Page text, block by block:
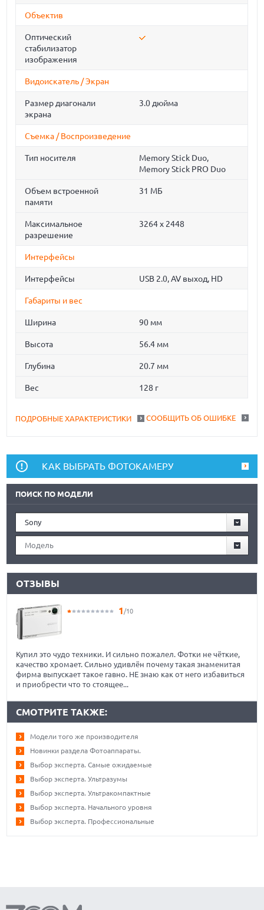
Объектив
Оптический
стабилизатор
изображения
Видоискатель / Экран
Размер диагонали
экрана
3.0 дюйма
Съемка / Воспроизведение
Тип носителя
Memory Stick Duo,
Memory Stick PRO Duo
Объем встроенной
памяти
31 МБ
Максимальное
разрешение
3264 x 2448
Интерфейсы
Интерфейсы USB 2.0, AV выход, HD
Габариты и вес
Ширина 90 мм
Высота 56.4 мм
Глубина 20.7 мм
Вес 128 г
СООБЩИТЬ ОБ ОШИБКЕ
ПОДРОБНЫЕ ХАРАКТЕРИСТИКИ
КАК ВЫБРАТЬ ФОТОКАМЕРУ
ПОИСК ПО МОДЕЛИ
Sony
Модель
ОТЗЫВЫ
1/10
Купил это чудо техники. И сильно пожалел. Фотки не чёткие,
качество хромает. Сильно удивлён почему такая знаменитая
фирма выпускает такое гавно. НЕ знаю как от него избавиться
и приобрести что то стоящее...
СМОТРИТЕ ТАКЖЕ:
Модели того же производителя
Новинки раздела Фотоаппараты.
Выбор эксперта. Самые ожидаемые
Выбор эксперта. Ультразумы
Выбор эксперта. Ультракомпактные
Выбор эксперта. Начального уровня
Выбор эксперта. Профессиональные